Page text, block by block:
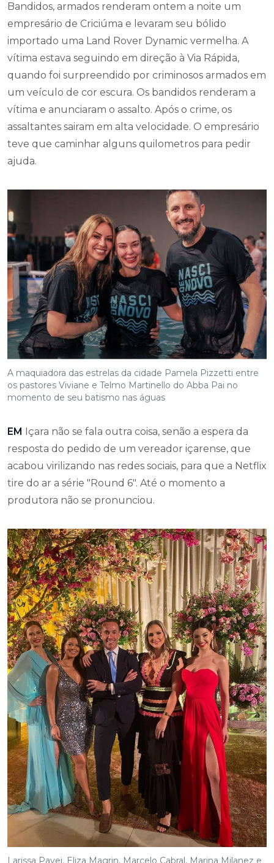
Bandidos, armados renderam ontem a noite um
empresário de Criciúma e levaram seu bólido
importado uma Land Rover Dynamic vermelha. A
vítima estava seguindo em direção à Via Rápida,
quando foi surpreendido por criminosos armados em
um veículo de cor escura. Os bandidos renderam a
vítima e anunciaram o assalto. Após o crime, os
assaltantes sairam em alta velocidade. O empresário
teve que caminhar alguns quilometros para pedir
ajuda.
A maquiadora das estrelas da cidade Pamela Pizzetti entre
os pastores Viviane e Telmo Martinello do Abba Pai no
momento de seu batismo nas águas
EM Içara não se fala outra coisa, senão a espera da
resposta do pedido de um vereador içarense, que
acabou virilizando nas redes sociais, para que a Netflix
tire do ar a série "Round 6". Até o momento a
produtora não se pronunciou.
Larissa Pavei, Eliza Magrin, Marcelo Cabral, Marina Milanez e